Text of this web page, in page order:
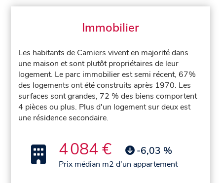
Immobilier
Les habitants de Camiers vivent en majorité dans
une maison et sont plutôt propriétaires de leur
logement. Le parc immobilier est semi récent, 67%
des logements ont été construits après 1970. Les
surfaces sont grandes, 72 % des biens comportent
4 pièces ou plus. Plus d'un logement sur deux est
une résidence secondaire.
4 084 € -6,03 %
Prix médian m2 d'un appartement